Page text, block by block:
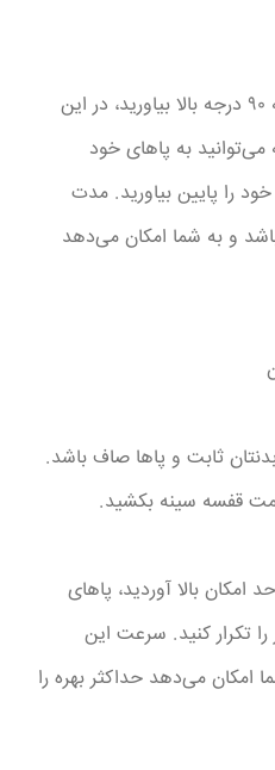
به آرامی پاهای خود را تا زاویه ۹۰ درجه بالا بیاورید، در این
به پاهای خود
را پایین بیاورید. مدت
و به شما امکان می‌دهد
بدنتان ثابت و پاها صاف باشد.
قفسه سینه بکشید.
امکان بالا آوردید، پاهای
را تکرار کنید. سرعت این
امکان می‌دهد حداکثر بهره را